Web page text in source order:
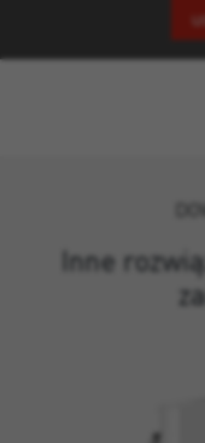
Inne